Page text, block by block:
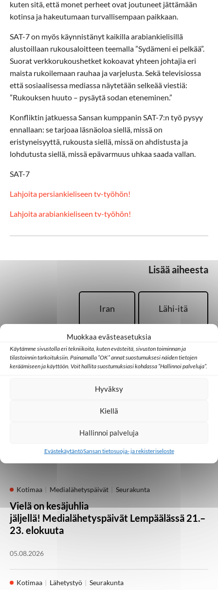
Muokkaa evästeasetuksia
Käytämme sivustolla eri tekniikoita, kuten evästeitä, sivuston toiminnan ja
tilastoinnin tarkoituksiin. Painamalla ”OK” annat suostumuksesi näiden tietojen
keräämiseen ja käyttöön. Voit hallita suostumuksiasi kohdassa ”Hallinnoi palveluja”.
Hyväksy
Kiellä
Hallinnoi palveluja
EvästekäytäntöSansan tietosuoja- ja rekisteriseloste
kuten sitä, että monet perheet ovat joutuneet jättämään
kotinsa ja hakeutumaan turvallisempaan paikkaan.
SAT-7 on myös käynnistänyt kaikilla arabiankielisillä
alustoillaan rukousaloitteen teemalla ”Sydämeni ei pelkää”.
Suorat verkkorukoushetket kokoavat yhteen johtajia eri
maista rukoilemaan rauhaa ja varjelusta. Sekä televisiossa
että sosiaalisessa mediassa näytetään selkeää viestiä:
”Rukouksen huuto – pysäytä sodan eteneminen.”
Konfliktin jatkuessa Sansan kumppanin SAT-7:n työ pysyy
ennallaan: se tarjoaa läsnäoloa siellä, missä on
eristyneisyyttä, rukousta siellä, missä on ahdistusta ja
lohdutusta siellä, missä epävarmuus uhkaa saada vallan.
SAT-7
Lahjoita persiankieliseen tv-työhön!
Lahjoita arabiankieliseen tv-työhön!
Lisää aiheesta
Iran Lähi-itä
Rukous SAT-7
Palaa takaisin pääsivulle
Kotimaa Medialähetyspäivät Seurakunta
Vielä on kesäjuhlia
jäljellä! Medialähetyspäivät Lempäälässä 21.–
23. elokuuta
05.08.2026
Kotimaa Lähetystyö Seurakunta